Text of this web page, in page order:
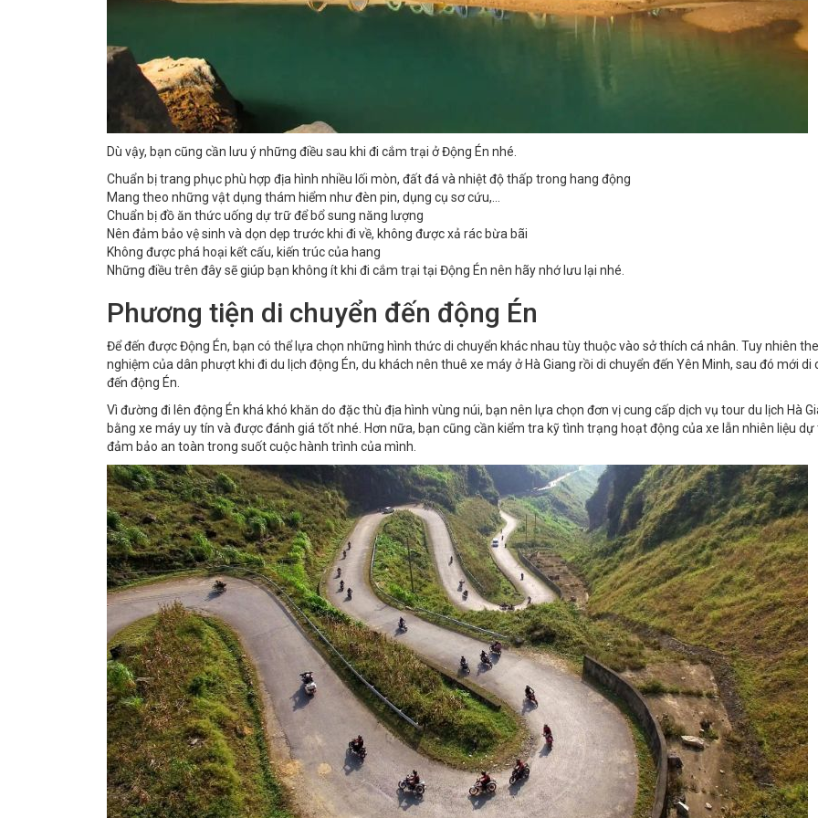
Dù vậy, bạn cũng cần lưu ý những điều sau khi đi cắm trại ở Động Én nhé.
Chuẩn bị trang phục phù hợp địa hình nhiều lối mòn, đất đá và nhiệt độ thấp trong hang động
Mang theo những vật dụng thám hiểm như đèn pin, dụng cụ sơ cứu,...
Chuẩn bị đồ ăn thức uống dự trữ để bổ sung năng lượng
Nên đảm bảo vệ sinh và dọn dẹp trước khi đi về, không được xả rác bừa bãi
Không được phá hoại kết cấu, kiến trúc của hang
Những điều trên đây sẽ giúp bạn không ít khi đi cắm trại tại Động Én nên hãy nhớ lưu lại nhé.
Phương tiện di chuyển đến động Én
Để đến được Động Én, bạn có thể lựa chọn những hình thức di chuyển khác nhau tùy thuộc vào sở thích cá nhân. Tuy nhiên
nghiệm của dân phượt khi đi du lịch động Én, du khách nên thuê xe máy ở Hà Giang rồi di chuyển đến Yên Minh, sau đó mới di
đến động Én.
Vì đường đi lên động Én khá khó khăn do đặc thù địa hình vùng núi, bạn nên lựa chọn đơn vị cung cấp dịch vụ tour du lịch Hà
bằng xe máyuy tín và được đánh giá tốt nhé. Hơn nữa, bạn cũng cần kiểm tra kỹ tình trạng hoạt động của xe lẫn nhiên liệu dự
đảm bảo an toàn trong suốt cuộc hành trình của mình.